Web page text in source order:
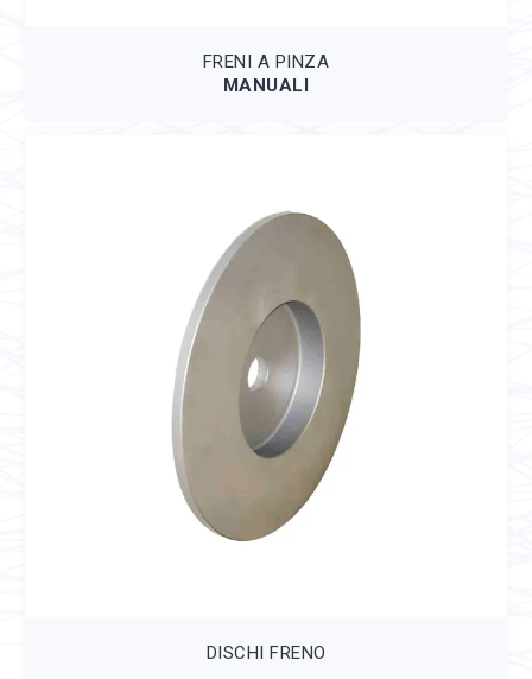
FRENI A PINZA
MANUALI
DISCHI FRENO